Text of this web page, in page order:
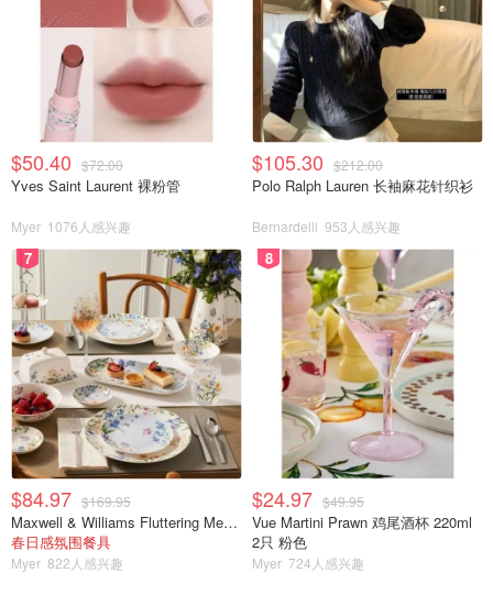
$50.40 $72.00
Yves Saint Laurent 裸粉管
Myer 1076人感兴趣
$105.30 $212.00
Polo Ralph Lauren 长袖麻花针织衫
Bernardelli 953人感兴趣
7
$84.97 $169.95
Maxwell & Williams Fluttering Meadow 12件餐具套装
春日感氛围餐具
Myer 822人感兴趣
8
$24.97 $49.95
Vue Martini Prawn 鸡尾酒杯 220ml
2只 粉色
Myer 724人感兴趣